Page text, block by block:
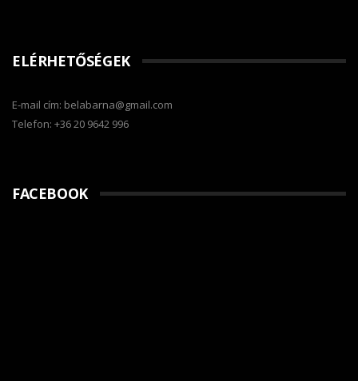
ELÉRHETŐSÉGEK
E-mail cím: belabarna@gmail.com
Telefon: +36 20 9642 996
FACEBOOK